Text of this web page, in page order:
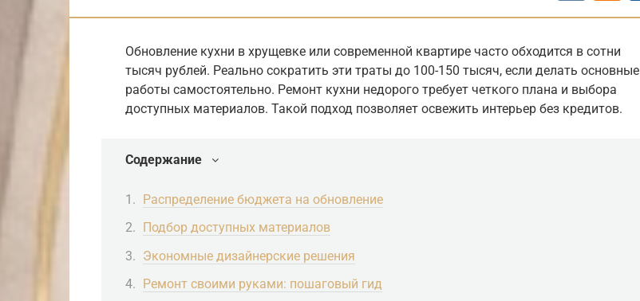
Обновление кухни в хрущевке или современной квартире часто обходится в сотни
тысяч рублей. Реально сократить эти траты до 100-150 тысяч, если делать основные
работы самостоятельно. Ремонт кухни недорого требует четкого плана и выбора
доступных материалов. Такой подход позволяет освежить интерьер без кредитов.
Содержание
Распределение бюджета на обновление
Подбор доступных материалов
Экономные дизайнерские решения
Ремонт своими руками: пошаговый гид